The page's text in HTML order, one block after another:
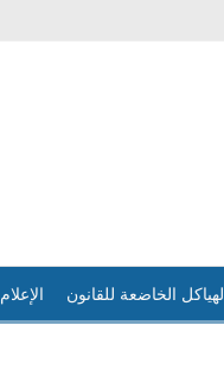
الهياكل الخاضعة للقانون الإعلام